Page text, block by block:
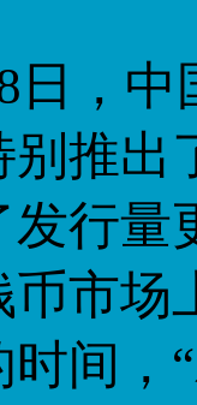
日，
推出
发行量
市场
间，